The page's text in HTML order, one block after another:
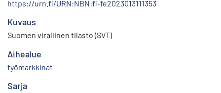
https://urn.fi/URN:NBN:fi-fe2023013111353
Kuvaus
Suomen virallinen tilasto (SVT)
Aihealue
työmarkkinat
Sarja